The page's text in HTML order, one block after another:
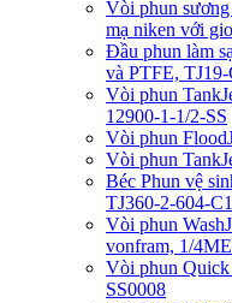
Vòi phun
mạ niken với
Đầu phun làm
và PTFE, TJ19-
Vòi phun
12900-1-1/2-SS
Vòi phun
Vòi phun
Béc Phun vệ
TJ360-2-604-
Vòi phun
vonfram, 1/
Vòi phun
SS0008